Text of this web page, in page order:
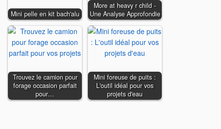
Mini pelle en kit bach'alu
More at heavy r child -
Une Analyse Approfondie
Trouvez le camion pour
forage occasion parfait
pour…
Mini foreuse de puits :
L'outil idéal pour vos
projets d'eau